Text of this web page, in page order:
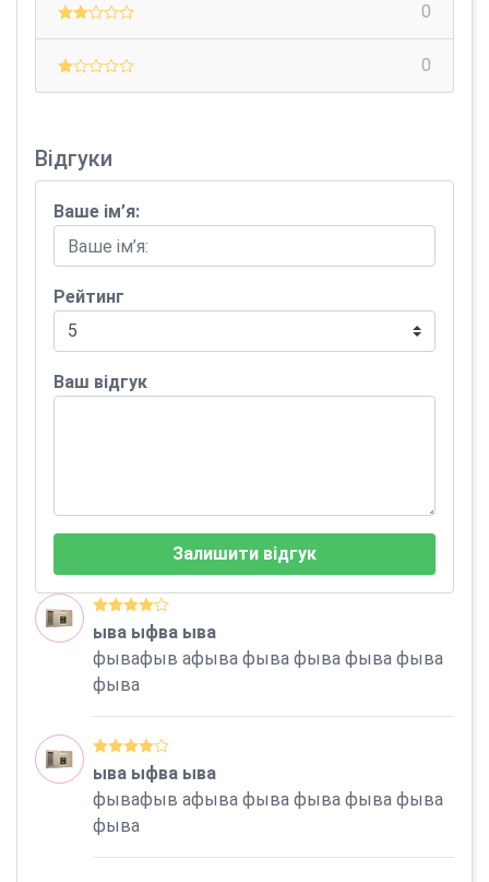
0
0
Відгуки
Ваше ім’я:
Рейтинг
Ваш відгук
Залишити відгук
ыва ыфва ыва
фывафыв афыва фыва фыва фыва фыва
фыва
ыва ыфва ыва
фывафыв афыва фыва фыва фыва фыва
фыва